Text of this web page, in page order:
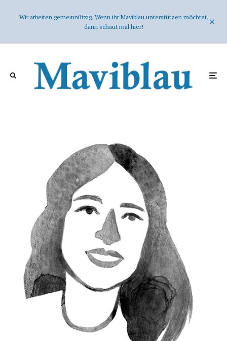
Wir arbeiten gemeinnützig. Wenn ihr Maviblau unterstützen möchtet,
dann schaut mal hier!